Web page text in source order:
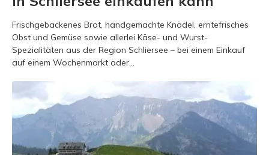
Frischgebackenes Brot, handgemachte Knödel, erntefrisches
Obst und Gemüse sowie allerlei Käse- und Wurst-
Spezialitäten aus der Region Schliersee – bei einem Einkauf
auf einem Wochenmarkt oder...